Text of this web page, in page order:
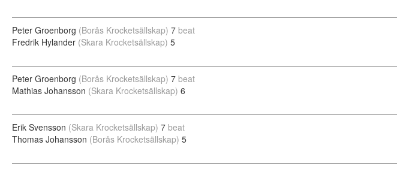
Peter Groenborg (Borås Krocketsällskap) 7 beat
Fredrik Hylander (Skara Krocketsällskap) 5
Peter Groenborg (Borås Krocketsällskap) 7 beat
Mathias Johansson (Skara Krocketsällskap) 6
Erik Svensson (Skara Krocketsällskap) 7 beat
Thomas Johansson (Borås Krocketsällskap) 5